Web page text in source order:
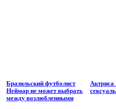
Бразильский футболист
Неймар не может выбрать
между возлюбленными